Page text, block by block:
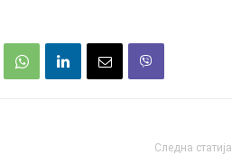
Следна статија